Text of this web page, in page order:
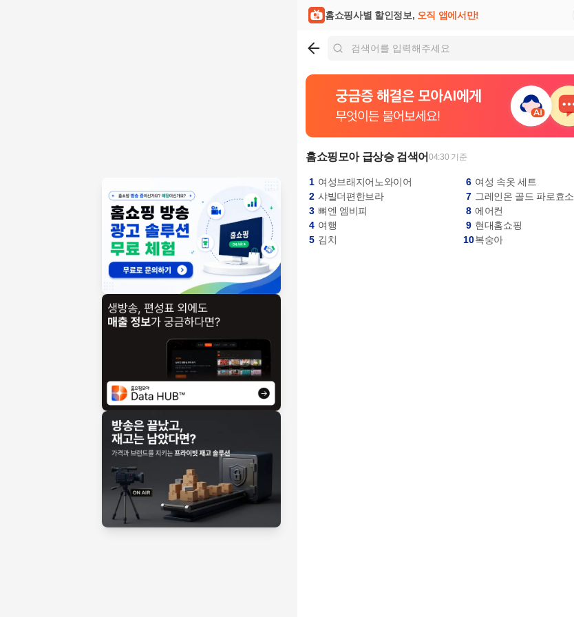
홈쇼핑사별 할인정보, 오직 앱에서만!
홈쇼핑모아 급상승 검색어 04:30 기준
1 여성브래지어노와이어
2 샤빌더편한브라
3 뼈엔 엠비피
4 여행
5 김치
6 여성 속옷 세트
7 그레인온 골드 파로효소
8 에어컨
9 현대홈쇼핑
10복숭아